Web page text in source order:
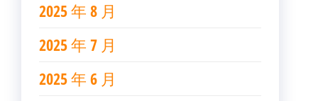
2025 年 8 月
2025 年 7 月
2025 年 6 月